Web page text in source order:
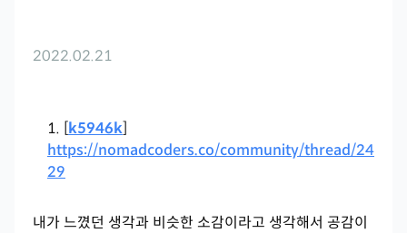
2022.02.21
[k5946k]
https://nomadcoders.co/community/thread/24
29
내가 느꼈던 생각과 비슷한 소감이라고 생각해서 공감이